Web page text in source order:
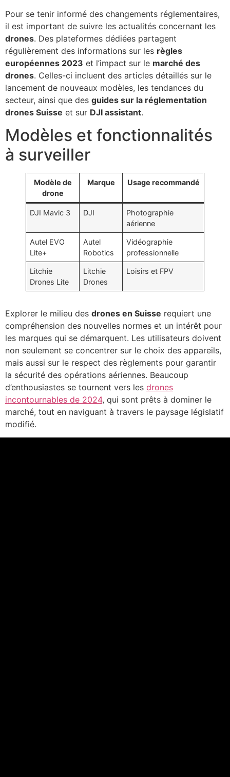
Pour se tenir informé des changements réglementaires,
il est important de suivre les actualités concernant les
drones. Des plateformes dédiées partagent
régulièrement des informations sur les règles
européennes 2023 et l’impact sur le marché des
drones. Celles-ci incluent des articles détaillés sur le
lancement de nouveaux modèles, les tendances du
secteur, ainsi que des guides sur la réglementation
drones Suisse et sur DJI assistant.
Modèles et fonctionnalités
à surveiller
Modèle de
drone
Marque Usage recommandé
DJI Mavic 3 DJI
Photographie
aérienne
Autel EVO
Lite+
Autel
Robotics
Vidéographie
professionnelle
Litchie
Drones Lite
Litchie
Drones
Loisirs et FPV
Explorer le milieu des drones en Suisse requiert une
compréhension des nouvelles normes et un intérêt pour
les marques qui se démarquent. Les utilisateurs doivent
non seulement se concentrer sur le choix des appareils,
mais aussi sur le respect des règlements pour garantir
la sécurité des opérations aériennes. Beaucoup
d’enthousiastes se tournent vers les drones
incontournables de 2024, qui sont prêts à dominer le
marché, tout en naviguant à travers le paysage législatif
modifié.